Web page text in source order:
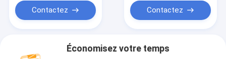
Contactez Contactez
Économisez votre temps